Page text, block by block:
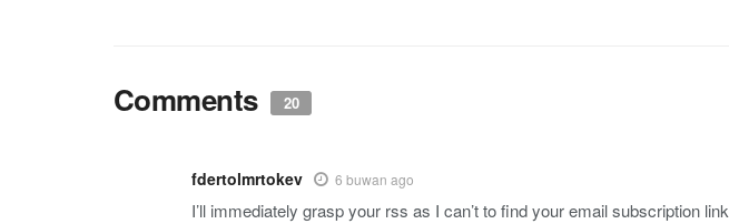
Comments 20
fdertolmrtokev 6 buwan ago
I’ll immediately grasp your rss as I can’t to find your email subscription